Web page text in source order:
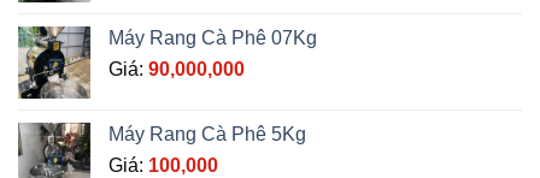
Máy Rang Cà Phê 07Kg
Giá: 90,000,000
Máy Rang Cà Phê 5Kg
Giá: 100,000